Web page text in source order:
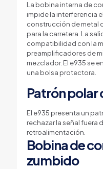
La bobina interna de
impide la interferencia
construcción de metal
para la carretera. La
compatibilidad con la
preamplificadores de
mezclador. El e935 se
una bolsa protectora.
Patrón
El e935 presenta un
rechazar la señal fuera
retroalimentación.
Bobina de
zumbido